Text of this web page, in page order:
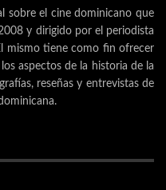
sobre el cine dominicano que
y dirigido por el periodista
mismo tiene como fin ofrecer
aspectos de la historia de la
reseñas y entrevistas de